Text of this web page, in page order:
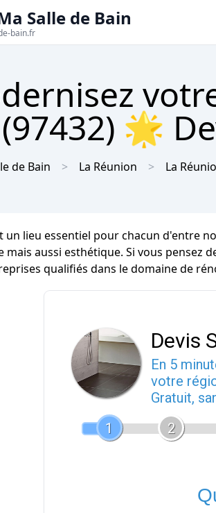
Salle de Bain
bain.fr
🌟
de Bain La Réunion La
un lieu essentiel pour chacun d'entre
aussi esthétique. Si vous pensez
qualifiés dans le domaine de
Devis
En 5
votre
Gratuit,
1
2